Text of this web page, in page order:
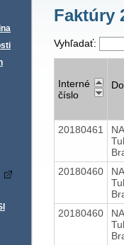
Faktúry
Vyhľadať:
Interné
číslo
20180461
20180460
20180460